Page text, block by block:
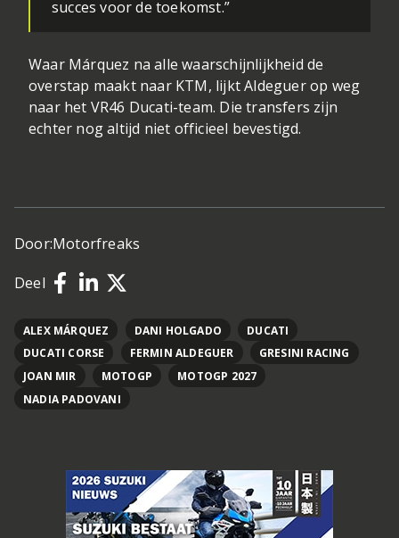
succes voor de toekomst.”
Waar Márquez na alle waarschijnlijkheid de
overstap maakt naar KTM, lijkt Aldeguer op weg
naar het VR46 Ducati-team. Die transfers zijn
echter nog altijd niet officieel bevestigd.
Door:Motorfreaks
Deel
ALEX MÁRQUEZ DANI HOLGADO
DUCATI
DUCATI CORSE
FERMIN ALDEGUER
GRESINI RACING
JOAN MIR
MOTOGP
MOTOGP 2027
NADIA PADOVANI